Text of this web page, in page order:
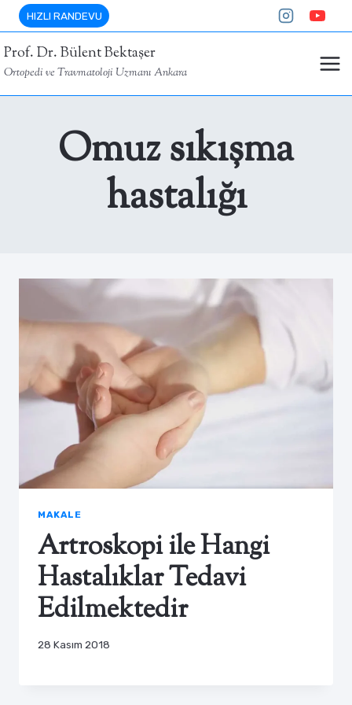
Skip
to
content
HIZLI RANDEVU
Prof. Dr. Bülent Bektaşer
Ortopedi ve Travmatoloji Uzmanı Ankara
Omuz sıkışma
hastalığı
MAKALE
Artroskopi ile Hangi
Hastalıklar Tedavi
Edilmektedir
28 Kasım 2018